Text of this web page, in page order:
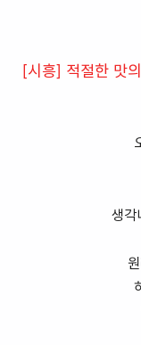
[시흥] 적절한 맛
생각